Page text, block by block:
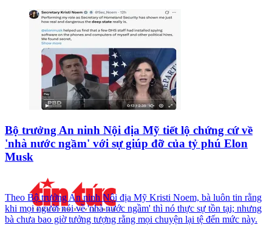
Bộ trưởng An ninh Nội địa Mỹ tiết lộ chứng cứ về
'nhà nước ngầm' với sự giúp đỡ của tỷ phú Elon
Musk
Theo Bộ trưởng An ninh Nội địa Mỹ Kristi Noem, bà luôn tin rằng
khi mọi người nói về 'nhà nước ngầm' thì nó thực sự tồn tại; nhưng
bà chưa bao giờ tưởng tượng rằng mọi chuyện lại tệ đến mức này.